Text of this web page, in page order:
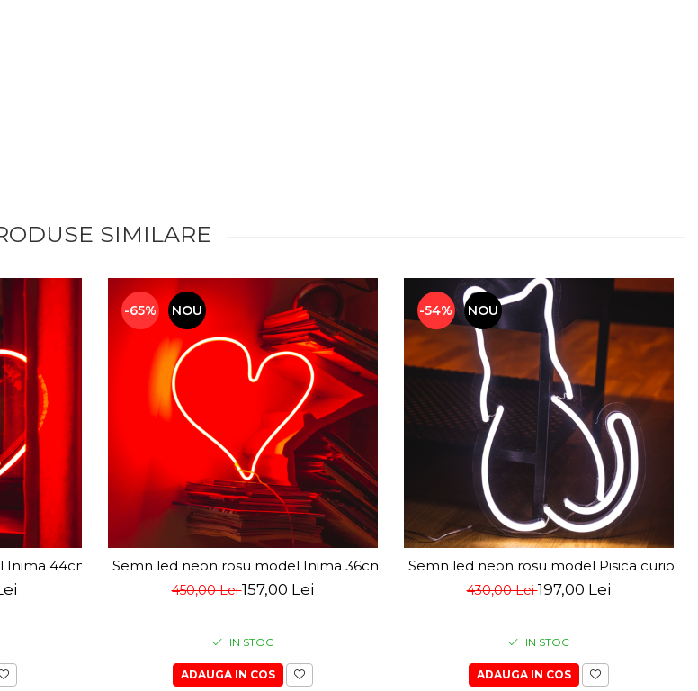
SIMILARE
Inima 44cm x 38cm
-65% NOU
Semn led neon rosu model Inima 36cm x 34cm
450,00 Lei157,00 Lei
IN STOC
ADAUGA IN COS
-54% NOU
Semn led neon rosu model Pisica
430,00 Lei197,00 Lei
IN STOC
ADAUGA IN COS